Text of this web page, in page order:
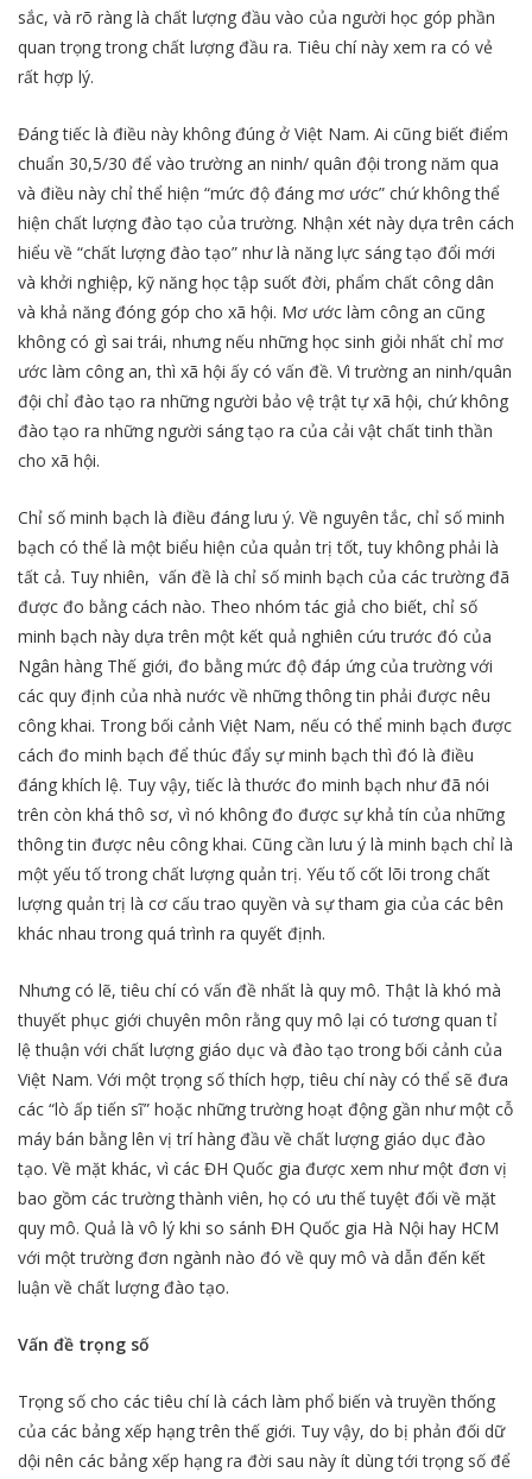
sắc, và rõ ràng là chất lượng đầu vào của người học góp phần
quan trọng trong chất lượng đầu ra. Tiêu chí này xem ra có vẻ
rất hợp lý.
Đáng tiếc là điều này không đúng ở Việt Nam. Ai cũng biết điểm
chuẩn 30,5/30 để vào trường an ninh/ quân đội trong năm qua
và điều này chỉ thể hiện “mức độ đáng mơ ước” chứ không thể
hiện chất lượng đào tạo của trường. Nhận xét này dựa trên cách
hiểu về “chất lượng đào tạo” như là năng lực sáng tạo đổi mới
và khởi nghiệp, kỹ năng học tập suốt đời, phẩm chất công dân
và khả năng đóng góp cho xã hội. Mơ ước làm công an cũng
không có gì sai trái, nhưng nếu những học sinh giỏi nhất chỉ mơ
ước làm công an, thì xã hội ấy có vấn đề. Vì trường an ninh/quân
đội chỉ đào tạo ra những người bảo vệ trật tự xã hội, chứ không
đào tạo ra những người sáng tạo ra của cải vật chất tinh thần
cho xã hội.
Chỉ số minh bạch là điều đáng lưu ý. Về nguyên tắc, chỉ số minh
bạch có thể là một biểu hiện của quản trị tốt, tuy không phải là
tất cả. Tuy nhiên, vấn đề là chỉ số minh bạch của các trường đã
được đo bằng cách nào. Theo nhóm tác giả cho biết, chỉ số
minh bạch này dựa trên một kết quả nghiên cứu trước đó của
Ngân hàng Thế giới, đo bằng mức độ đáp ứng của trường với
các quy định của nhà nước về những thông tin phải được nêu
công khai. Trong bối cảnh Việt Nam, nếu có thể minh bạch được
cách đo minh bạch để thúc đẩy sự minh bạch thì đó là điều
đáng khích lệ. Tuy vậy, tiếc là thước đo minh bạch như đã nói
trên còn khá thô sơ, vì nó không đo được sự khả tín của những
thông tin được nêu công khai. Cũng cần lưu ý là minh bạch chỉ là
một yếu tố trong chất lượng quản trị. Yếu tố cốt lõi trong chất
lượng quản trị là cơ cấu trao quyền và sự tham gia của các bên
khác nhau trong quá trình ra quyết định.
Nhưng có lẽ, tiêu chí có vấn đề nhất là quy mô. Thật là khó mà
thuyết phục giới chuyên môn rằng quy mô lại có tương quan tỉ
lệ thuận với chất lượng giáo dục và đào tạo trong bối cảnh của
Việt Nam. Với một trọng số thích hợp, tiêu chí này có thể sẽ đưa
các “lò ấp tiến sĩ” hoặc những trường hoạt động gần như một cỗ
máy bán bằng lên vị trí hàng đầu về chất lượng giáo dục đào
tạo. Về mặt khác, vì các ĐH Quốc gia được xem như một đơn vị
bao gồm các trường thành viên, họ có ưu thế tuyệt đối về mặt
quy mô. Quả là vô lý khi so sánh ĐH Quốc gia Hà Nội hay HCM
với một trường đơn ngành nào đó về quy mô và dẫn đến kết
luận về chất lượng đào tạo.
Vấn đề trọng số
Trọng số cho các tiêu chí là cách làm phổ biến và truyền thống
của các bảng xếp hạng trên thế giới. Tuy vậy, do bị phản đối dữ
dội nên các bảng xếp hạng ra đời sau này ít dùng tới trọng số để